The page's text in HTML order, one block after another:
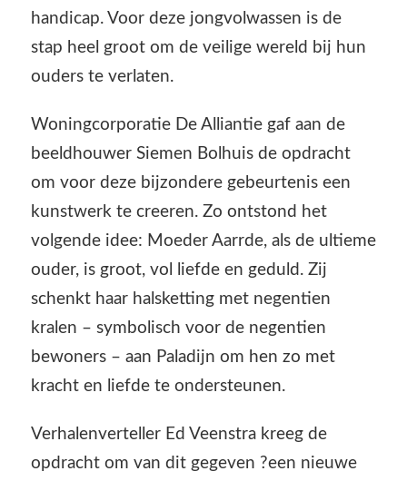
handicap. Voor deze jongvolwassen is de
stap heel groot om de veilige wereld bij hun
ouders te verlaten.
Woningcorporatie De Alliantie gaf aan de
beeldhouwer Siemen Bolhuis de opdracht
om voor deze bijzondere gebeurtenis een
kunstwerk te creeren. Zo ontstond het
volgende idee: Moeder Aarrde, als de ultieme
ouder, is groot, vol liefde en geduld. Zij
schenkt haar halsketting met negentien
kralen – symbolisch voor de negentien
bewoners – aan Paladijn om hen zo met
kracht en liefde te ondersteunen.
Verhalenverteller Ed Veenstra kreeg de
opdracht om van dit gegeven ?een nieuwe